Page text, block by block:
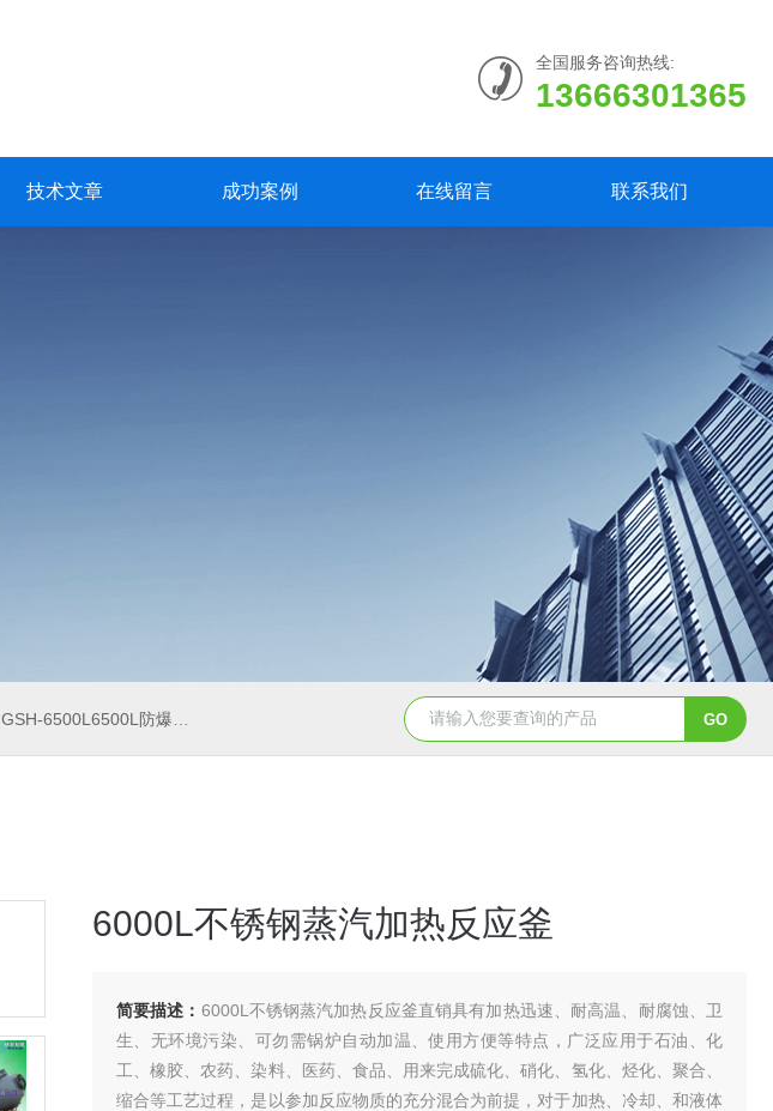
全国服务咨询热线:
13666301365
技术文章 成功案例 在线留言 联系我们
GSH-6500L6500L防爆加氢工业反应釜 GSH-0.5L0.5L不锈钢磁力密封聚酯反应釜
6000L不锈钢蒸汽加热反应釜
简要描述： 6000L不锈钢蒸汽加热反应釜直销具有加热迅速、耐高温、耐腐蚀、卫
生、无环境污染、可勿需锅炉自动加温、使用方便等特点，广泛应用于石油、化
工、橡胶、农药、染料、医药、食品、用来完成硫化、硝化、氢化、烃化、聚合、
缩合等工艺过程，是以参加反应物质的充分混合为前提，对于加热、冷却、和液体